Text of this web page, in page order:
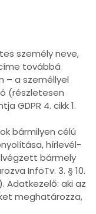
személy neve,
továbbá
– a személlyel
(részletesen
GDPR 4. cikk 1.
bármilyen célú
hírlevél-
bármely
InfoTv. 3. § 10.
Adatkezelő: aki az
meghatározza,